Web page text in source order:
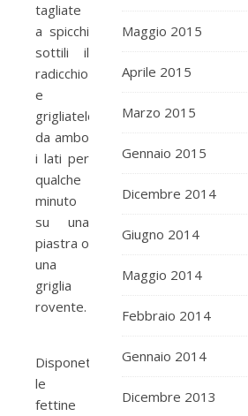
tagliate
a spicchi
sottili il
radicchio
e
grigliatelo
da ambo
i lati per
qualche
minuto
su una
piastra o
una
griglia
rovente.
Disponetele
le
fettine
Maggio 2015
Aprile 2015
Marzo 2015
Gennaio 2015
Dicembre 2014
Giugno 2014
Maggio 2014
Febbraio 2014
Gennaio 2014
Dicembre 2013